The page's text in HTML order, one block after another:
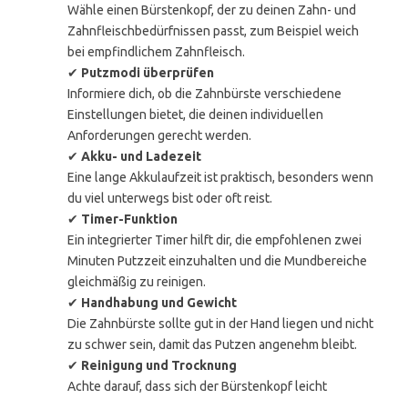
Wähle einen Bürstenkopf, der zu deinen Zahn- und
Zahnfleischbedürfnissen passt, zum Beispiel weich
bei empfindlichem Zahnfleisch.
✔ Putzmodi überprüfen
Informiere dich, ob die Zahnbürste verschiedene
Einstellungen bietet, die deinen individuellen
Anforderungen gerecht werden.
✔ Akku- und Ladezeit
Eine lange Akkulaufzeit ist praktisch, besonders wenn
du viel unterwegs bist oder oft reist.
✔ Timer-Funktion
Ein integrierter Timer hilft dir, die empfohlenen zwei
Minuten Putzzeit einzuhalten und die Mundbereiche
gleichmäßig zu reinigen.
✔ Handhabung und Gewicht
Die Zahnbürste sollte gut in der Hand liegen und nicht
zu schwer sein, damit das Putzen angenehm bleibt.
✔ Reinigung und Trocknung
Achte darauf, dass sich der Bürstenkopf leicht